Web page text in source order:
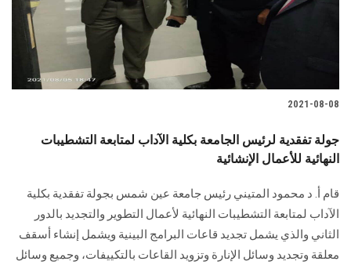
2021-08-08
جولة تفقدية لرئيس الجامعة بكلية الآداب لمتابعة التشطيبات
النهائية للأعمال الإنشائية
قام أ. د محمود المتيني رئيس جامعة عين شمس بجولة تفقدية بكلية
الآداب لمتابعة التشطيبات النهائية لأعمال التطوير والتجديد بالدور
الثاني والذي يشمل تجديد قاعات البرامج البينية ويشمل إنشاء أسقف
معلقة وتجديد وسائل الإنارة وتزويد القاعات بالتكييفات، وجميع وسائل